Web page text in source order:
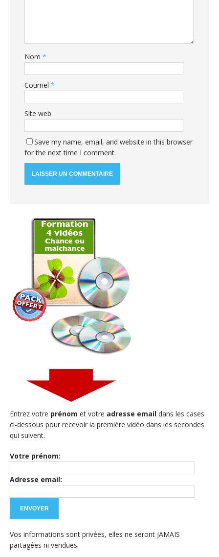
Nom *
Courriel *
Site web
Save my name, email, and website in this browser
for the next time I comment.
Entrez votre prénom et votre adresse email dans les cases
ci-dessous pour recevoir la première vidéo dans les secondes
qui suivent.
Votre prénom:
Adresse email:
Vos informations sont privées, elles ne seront JAMAIS
partagées ni vendues.